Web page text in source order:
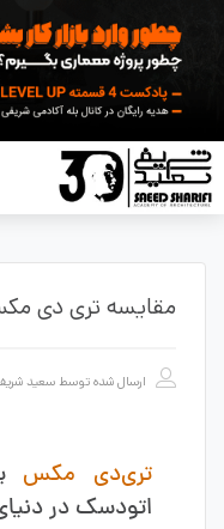
مقایسه تری دی
ارسال شده توسط سعید
تری‌دی مکس
اتودسک در